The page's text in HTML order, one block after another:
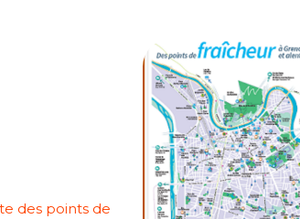
des points de